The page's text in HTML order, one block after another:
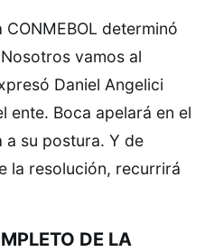
determinó
vamos al
Daniel Angelici
ente. Boca apelará en el
a su postura. Y de
la resolución, recurrirá
DE LA